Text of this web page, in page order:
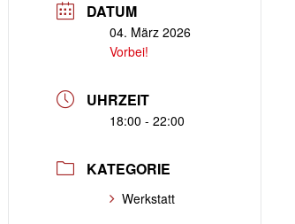
DATUM
04. März 2026
Vorbei!
UHRZEIT
18:00 - 22:00
KATEGORIE
Werkstatt